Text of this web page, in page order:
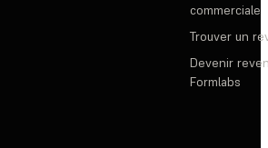
commerciale
Trouver un
Devenir
Formlabs